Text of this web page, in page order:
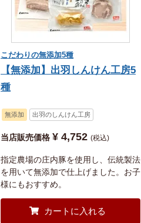
こだわりの無添加5種
【無添加】出羽しんけん工房5
種
無添加 出羽のしんけん工房
当店販売価格 ¥ 4,752 税込
指定農場の庄内豚を使用し、伝統製法
を用いて無添加で仕上げました。お子
様にもおすすめ。
カートに入れる